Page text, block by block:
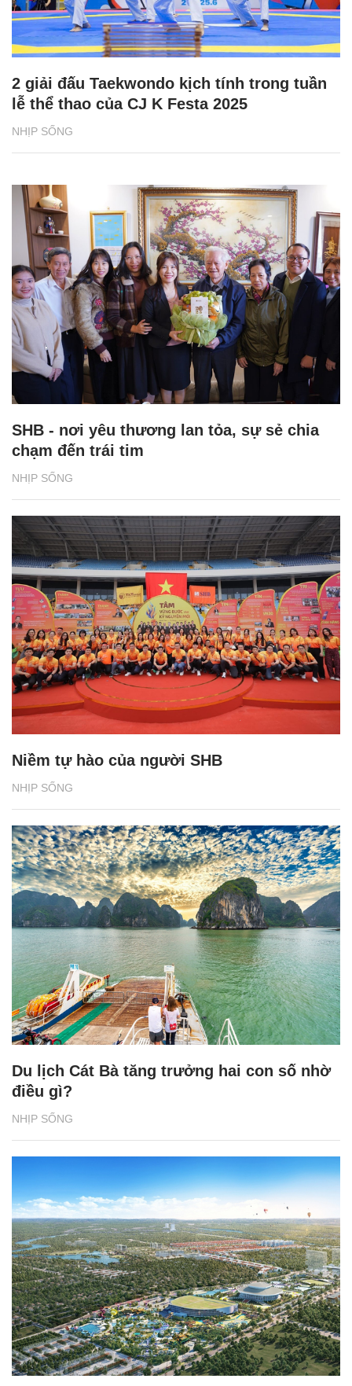
NHỊP SỐNG
2 giải đấu Taekwondo kịch tính trong tuần
lễ thể thao của CJ K Festa 2025
NHỊP SỐNG
SHB - nơi yêu thương lan tỏa, sự sẻ chia
chạm đến trái tim
NHỊP SỐNG
Niềm tự hào của người SHB
NHỊP SỐNG
Du lịch Cát Bà tăng trưởng hai con số nhờ
điều gì?